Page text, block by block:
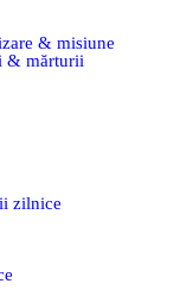
& misiune
& mărturii
zilnice